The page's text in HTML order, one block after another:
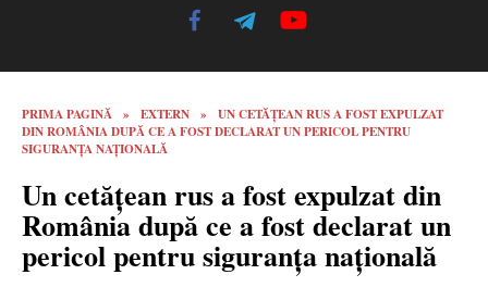
PRIMA PAGINĂ » EXTERN »
UN CETĂȚEAN RUS A FOST EXPULZAT
DIN ROMÂNIA DUPĂ CE A FOST DECLARAT UN PERICOL PENTRU
SIGURANȚA NAȚIONALĂ
Un cetățean rus a fost expulzat din
România după ce a fost declarat un
pericol pentru siguranța națională